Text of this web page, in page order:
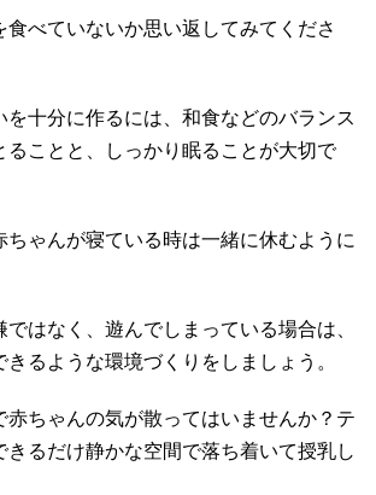
食べていないか思い返してみてくださ
を十分に作るには、和食などのバランス
ることと、しっかり眠ることが大切で
ちゃんが寝ている時は一緒に休むように
はなく、遊んでしまっている場合は、
るような環境づくりをしましょう。
赤ちゃんの気が散ってはいませんか？テ
きるだけ静かな空間で落ち着いて授乳し